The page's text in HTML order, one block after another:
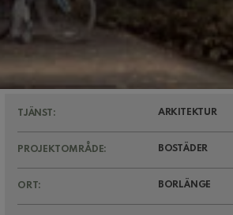
TJÄNST: ARKITEKTUR
PROJEKTOMRÅDE: BOSTÄDER
ORT: BORLÄNGE